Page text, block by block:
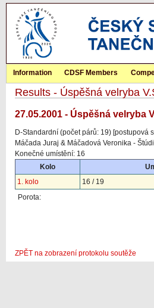
Information CDSF Members
Results - Úspěšná velryba
27.05.2001 - Úspěšná velryba
D-Standardní (počet párů: 19) [postupová
Máčada Juraj & Máčadová Veronika -
Konečné umístění: 16
Kolo
1. kolo
16 / 19
Porota:
ZPĚT na zobrazení protokolu soutěže